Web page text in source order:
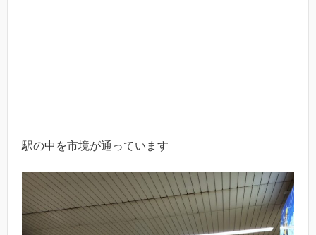
駅の中を市境が通っています